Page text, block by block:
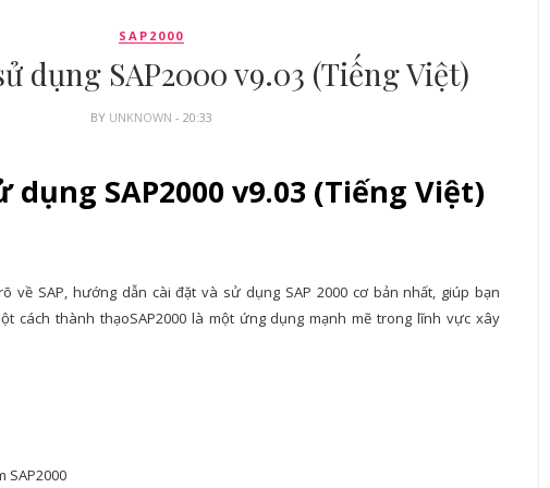
SAP2000
dụng SAP2000 v9.03 (Tiếng Việt)
BY UNKNOWN- 20:33
SAP2000 v9.03 (Tiếng Việt)
về SAP, hướng dẫn cài đặt và sử dụng SAP 2000 cơ bản nhất, giúp bạn
cách thành thạoSAP2000 là một ứng dụng mạnh mẽ trong lĩnh vực xây
SAP2000